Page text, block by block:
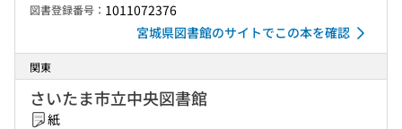
図書登録番号： 1011072376
宮城県図書館のサイトでこの本を確認
関東
さいたま市立中央図書館
紙